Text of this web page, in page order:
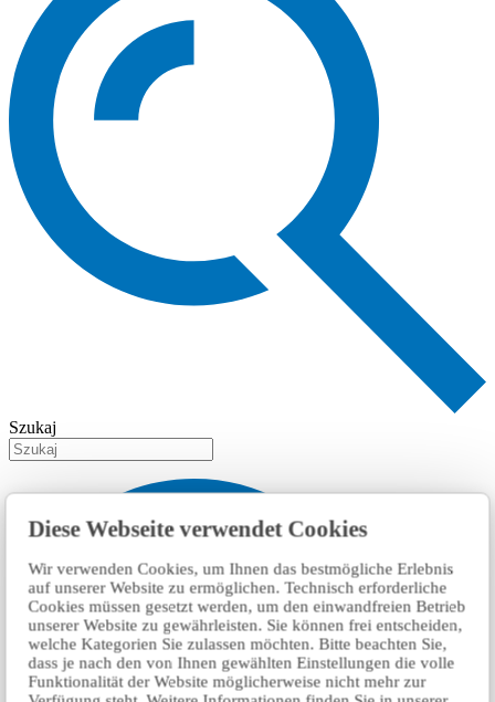
Diese Webseite verwendet Cookies
Wir verwenden Cookies, um Ihnen das bestmögliche Erlebnis
auf unserer Website zu ermöglichen. Technisch erforderliche
Cookies müssen gesetzt werden, um den einwandfreien Betrieb
unserer Website zu gewährleisten. Sie können frei entscheiden,
welche Kategorien Sie zulassen möchten. Bitte beachten Sie,
dass je nach den von Ihnen gewählten Einstellungen die volle
Funktionalität der Website möglicherweise nicht mehr zur
Szukaj